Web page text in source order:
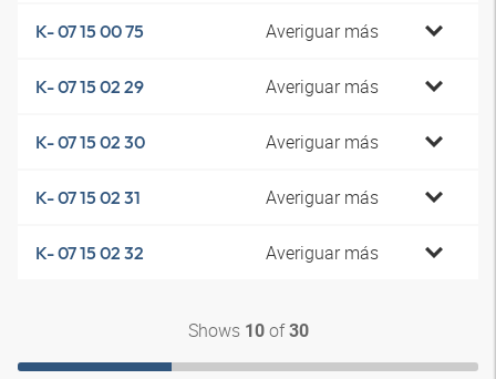
K- 07 15 00 75 Averiguar más
K- 07 15 02 29 Averiguar más
K- 07 15 02 30 Averiguar más
K- 07 15 02 31 Averiguar más
K- 07 15 02 32 Averiguar más
Shows 10of30